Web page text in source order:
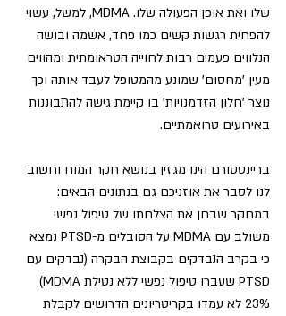
שלו ואת אופן הפעולה שלו. MDMA, למשל, עשוי
להפחית רגשות קשים כמו פחד, אשמה ובושה
הנלווים פעמים רבות לחוייה הטראומתית ומהווים
מעין 'מחסום' שמונע מהמטופל לעבד אותה וכך
נוצר 'חלון הזדמנויות' בו קיימת גישה להתבוננות
באירועים טרואמתיים.
בריינסטורם הינו מגזין בנושא חקר המוח וחשוב
לנו לסבר את אוזניכם גם בנתונים הבאים:
במחקר שבחן את הצלחתו של טיפול נפשי
משולב עם MDMA על הסובלים מ-PTSD נמצא
כי בקרב הנבדקים בקבוצת הבקרה (נבדקים עם
PTSD שעברו טיפול נפשי ללא נטילת MDMA)
23% לא עמדו בקריטריונים הדרושים לקבלת